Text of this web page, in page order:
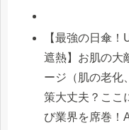
【最強の日傘
遮熱】お肌の大
ージ（肌の老化
策大丈夫？ここ
び業界を席巻！